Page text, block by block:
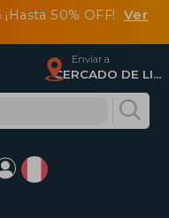
50% OFF! Ver
Enviar a
CERCADO DE LIMA, Lima